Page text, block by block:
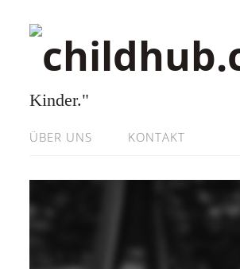
Kinder."
ÜBER UNS KONTAKT